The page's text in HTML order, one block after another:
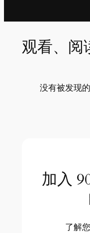
观看、阅
没有被发现的
加入
了解